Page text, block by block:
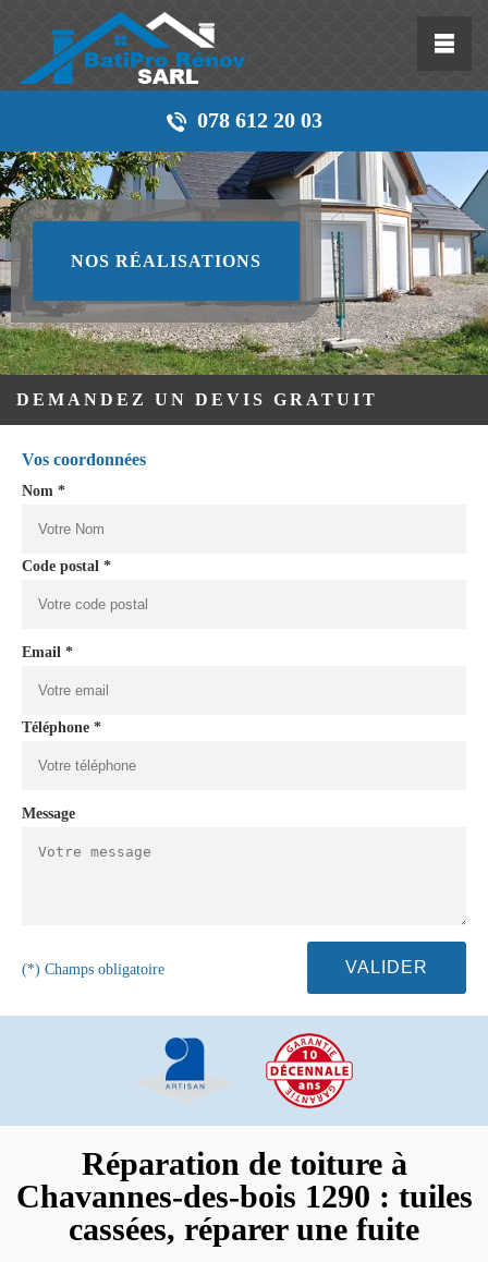
078 612 20 03
NOS RÉALISATIONS
DEMANDEZ UN DEVIS GRATUIT
Vos coordonnées
Nom *
Code postal *
Email *
Téléphone *
Message
(*) Champs obligatoire
Réparation de toiture à
Chavannes-des-bois 1290 : tuiles
cassées, réparer une fuite